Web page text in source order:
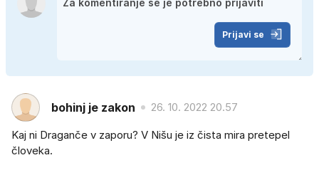
Prijavi se
bohinj je zakon 26. 10. 2022 20.57
Kaj ni Draganče v zaporu? V Nišu je iz čista mira pretepel
človeka.